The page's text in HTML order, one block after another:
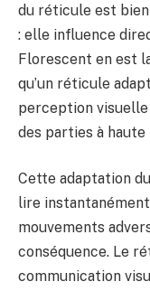
du réticule est
: elle influence
Florescent en est
qu’un réticule
perception
des parties à haute
Cette adaptation
lire
mouvements
conséquence. Le
communication